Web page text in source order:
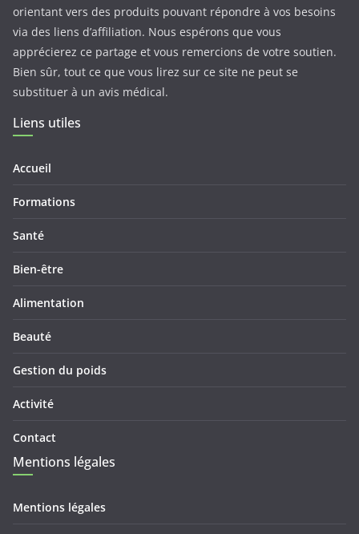
orientant vers des produits pouvant répondre à vos besoins
via des liens d’affiliation. Nous espérons que vous
apprécierez ce partage et vous remercions de votre soutien.
Bien sûr, tout ce que vous lirez sur ce site ne peut se
substituer à un avis médical.
Liens utiles
Accueil
Formations
Santé
Bien-être
Alimentation
Beauté
Gestion du poids
Activité
Contact
Mentions légales
Mentions légales